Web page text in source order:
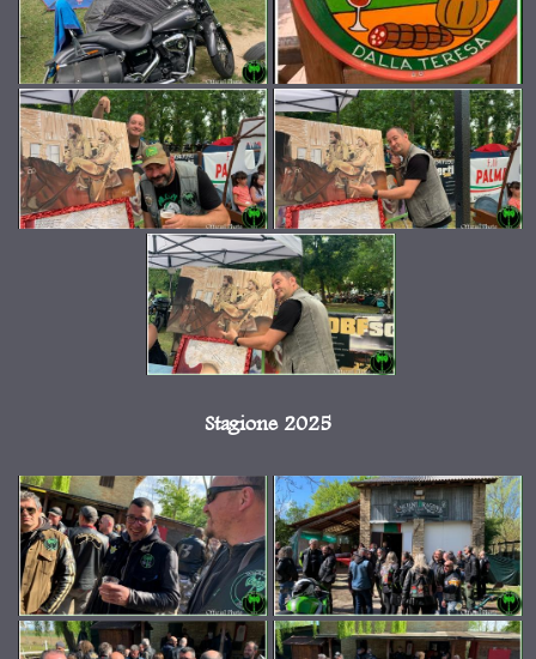
Stagione 2025